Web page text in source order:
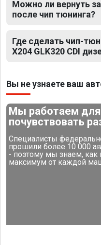
Можно ли вернуть
после чип тюнинга?
Где сделать чип-
X204 GLK320 CDI
Вы не узнаете ваш
Мы работаем
почувствовать
Специалисты
прошили более 10 000
- поэтому мы знаем, как
максимум от каждой